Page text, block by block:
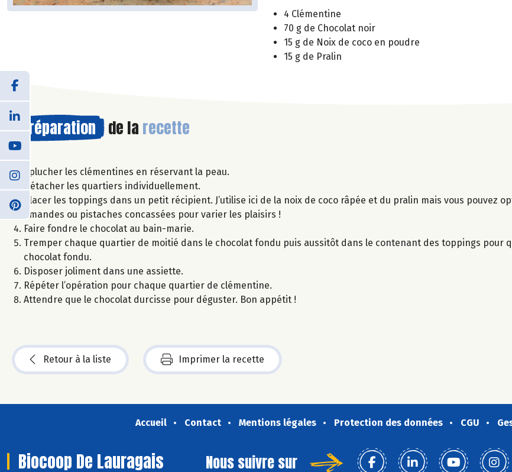
4 Clémentine
70 g de Chocolat noir
15 g de Noix de coco en poudre
15 g de Pralin
Préparation de la recette
Éplucher les clémentines en réservant la peau.
Détacher les quartiers individuellement.
Placer les toppings dans un petit récipient. J’utilise ici de la noix de coco râpée et du pralin mais vous pouvez
amandes ou pistaches concassées pour varier les plaisirs !
Faire fondre le chocolat au bain-marie.
Tremper chaque quartier de moitié dans le chocolat fondu puis aussitôt dans le contenant des toppings pour
chocolat fondu.
Disposer joliment dans une assiette.
Répéter l’opération pour chaque quartier de clémentine.
Attendre que le chocolat durcisse pour déguster. Bon appétit !
Retour à la liste Imprimer la recette
Accueil Contact Mentions légales Protection des données CGU
Biocoop De Lauragais Nous suivre sur